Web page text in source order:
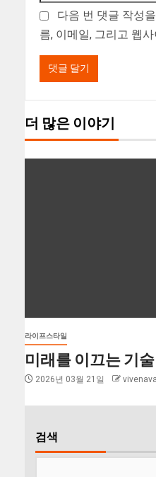
다음 번 댓글 작성
름, 이메일, 그리고 웹
더 많은 이야기
라이프스타일
미래를 이끄는 기
2026년 03월 21일
검색